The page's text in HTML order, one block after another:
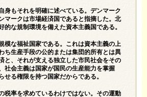
身もそれを明確に述べている。デンマーク
マークは市場経済国であると指摘した。北
な規制環境を備えた資本主義国である。
模な福祉国家である。これは資本主義の上
ち生産手段の公的または集団的所有とは異
と、それが支える独立した市民社会をその
社会主義は国家が国民の生産能力を掌握
る権限を持つ国家だからである。
税率を求めているわけではない。その運動